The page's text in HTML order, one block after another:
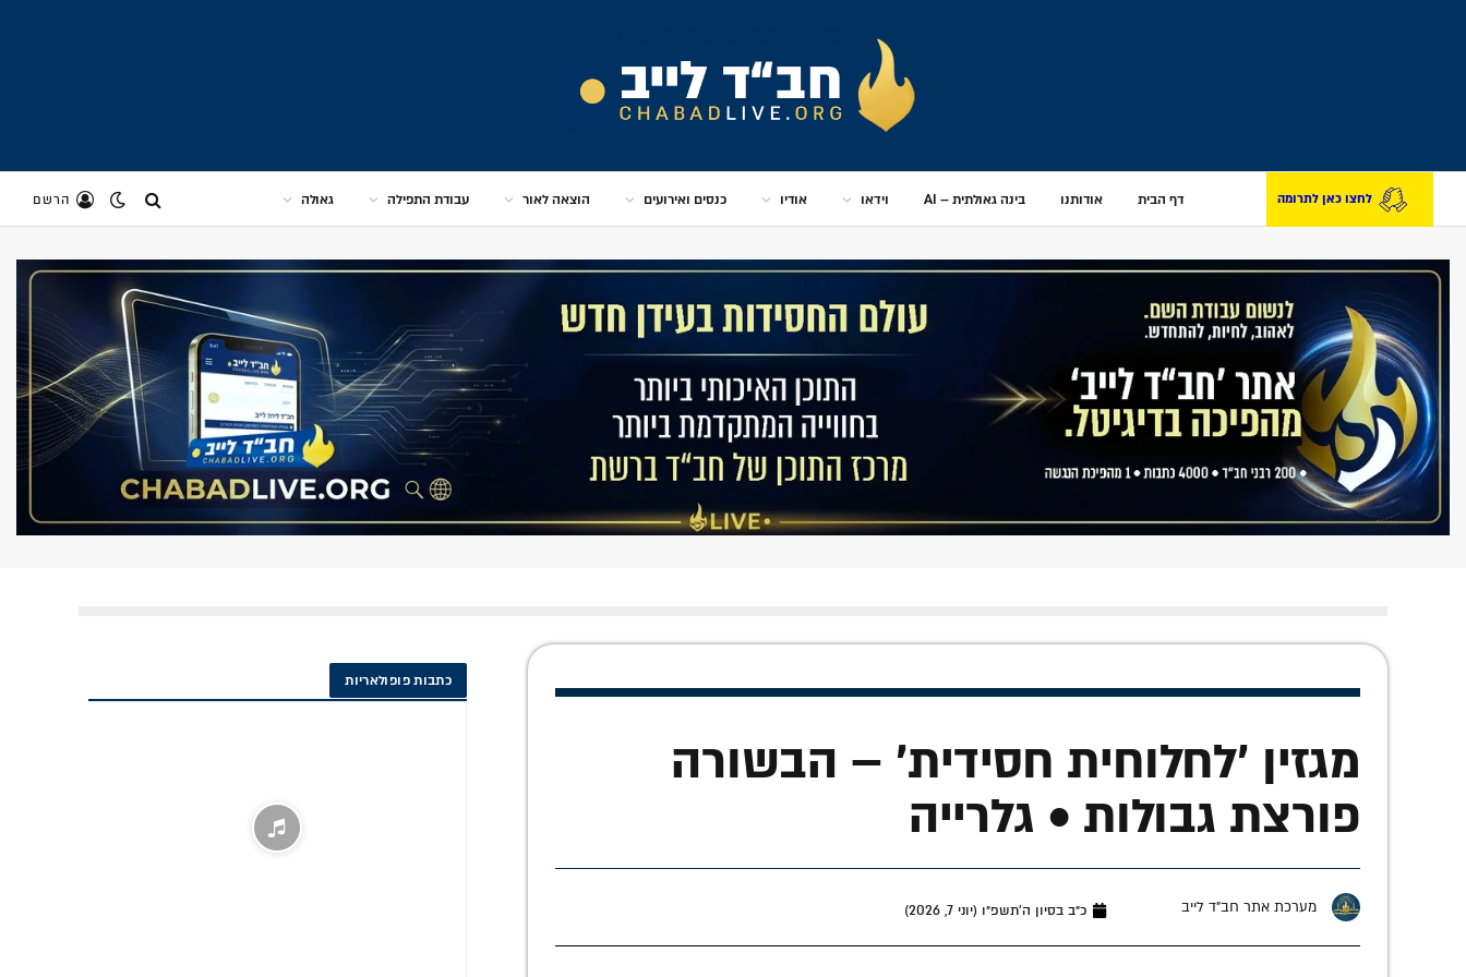
לחצו כאן לתרומה דף הבית אודותנו בינה גאולתית – AI וידאו אודיו כנסים ואירועים הוצאה לאור עבודת התפילה גאולה הרשם
מגזין 'לחלוחית חסידית' – הבשורה
פורצת גבולות • גלרייה
מערכת אתר חב"ד לייב כ״ב בסיון ה׳תשפ״ו (יוני 7, 2026)
כתבות פופולאריות